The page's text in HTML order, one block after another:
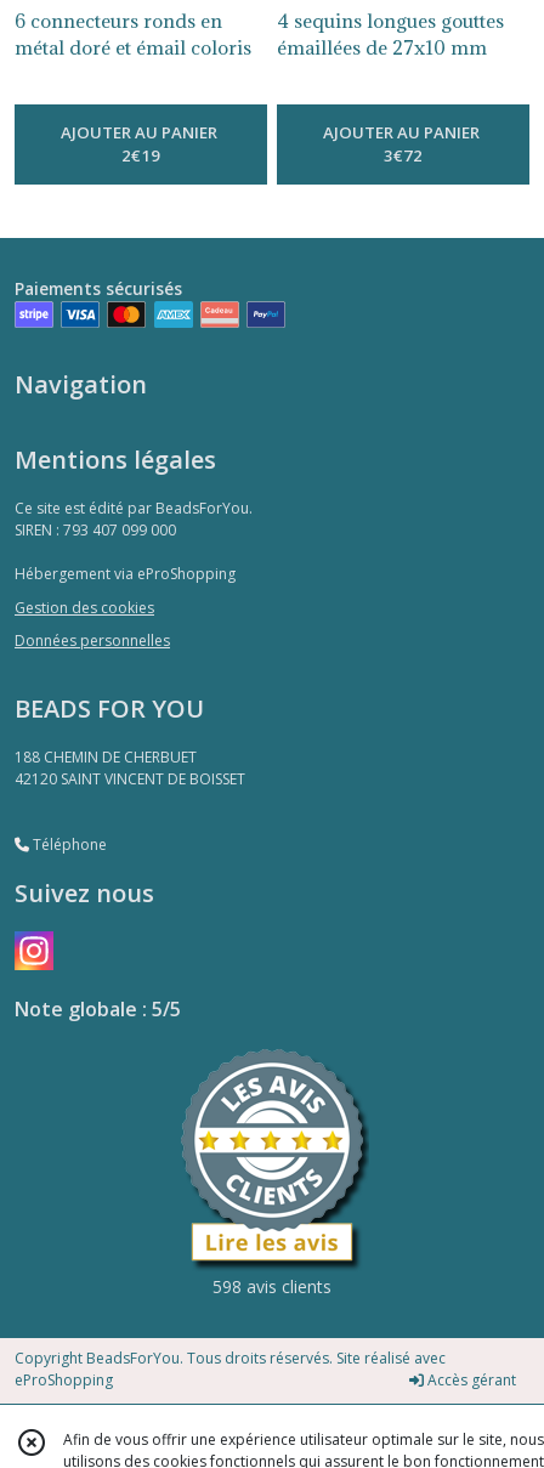
6 connecteurs ronds en
métal doré et émail coloris
ou pêche-Sequins Émaillés
AJOUTER AU PANIER
2€19
4 sequins longues gouttes
émaillées de 27x10 mm
AJOUTER AU PANIER
3€72
Paiements sécurisés
Navigation
Mentions légales
Ce site est édité par BeadsForYou.
SIREN : 793 407 099 000
Hébergement via eProShopping
Gestion des cookies
Données personnelles
BEADS FOR YOU
188 CHEMIN DE CHERBUET
42120 SAINT VINCENT DE BOISSET
Téléphone
Suivez nous
Note globale : 5/5
598 avis clients
Copyright BeadsForYou. Tous droits réservés. Site réalisé avec
eProShopping
Accès gérant
Afin de vous offrir une expérience utilisateur optimale sur le site, nous
utilisons des cookies fonctionnels qui assurent le bon fonctionnement